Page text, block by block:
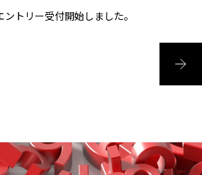
トリー受付開始しました。